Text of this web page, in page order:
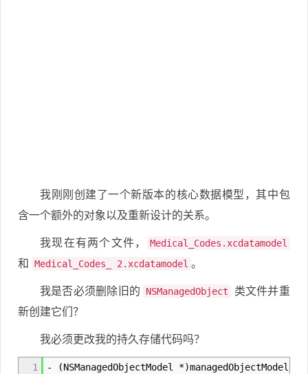
我刚刚创建了一个新版本的核心数据模型，其中包
含一个额外的对象以及重新设计的关系。
我现在有两个文件， Medical_Codes.xcdatamodel
和 Medical_Codes_ 2.xcdatamodel 。
我是否必须删除旧的 NSManagedObject
类文件并重
新创建它们？
我必须更改我的持久存储代码吗？
1
- (NSManagedObjectModel *)managedObjectModel